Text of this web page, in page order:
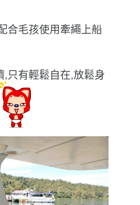
合毛孩使用牽繩上船
,只有輕鬆自在,放鬆身